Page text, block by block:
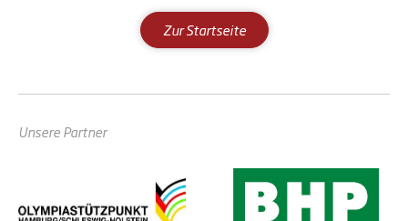
Zur Startseite
Unsere Partner